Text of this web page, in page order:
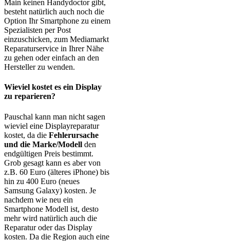
Main keinen Handydoctor gibt,
besteht natürlich auch noch die
Option Ihr Smartphone zu einem
Spezialisten per Post
einzuschicken, zum Mediamarkt
Reparaturservice in Ihrer Nähe
zu gehen oder einfach an den
Hersteller zu wenden.
Wieviel kostet es ein Display
zu reparieren?
Pauschal kann man nicht sagen
wieviel eine Displayreparatur
kostet, da die Fehlerursache
und die Marke/Modell den
endgültigen Preis bestimmt.
Grob gesagt kann es aber von
z.B. 60 Euro (älteres iPhone) bis
hin zu 400 Euro (neues
Samsung Galaxy) kosten. Je
nachdem wie neu ein
Smartphone Modell ist, desto
mehr wird natürlich auch die
Reparatur oder das Display
kosten. Da die Region auch eine